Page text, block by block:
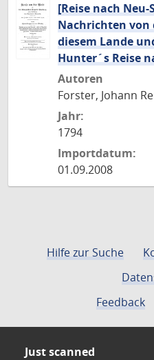
[Reise nach
Nachrichten von
diesem Lande
Hunter´s Reise
Autoren
Forster, Johann
Jahr:
1794
Importdatum:
01.09.2008
Hilfe zur Suche
Feedback
Just scanned